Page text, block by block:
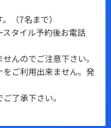
（7名まで）
タイル予約後お電話
んのでご注意下さい。
をご利用出来ません。発
了承下さい。